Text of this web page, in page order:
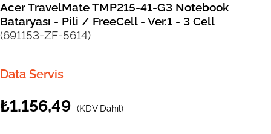
Acer TravelMate TMP215-41-G3 Notebook
Bataryası - Pili / FreeCell - Ver.1 - 3 Cell
(691153-ZF-5614)
Data Servis
₺1.156,49 (KDV Dahil)